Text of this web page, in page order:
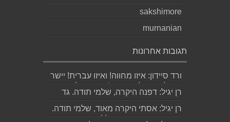
sakshimore
murnanian
תגובות אחרונות
ורד סיידון: איזו מחווה! ואיזו עברית! יישר
כוח לכותב ולאהובתו :) שבת שלום...
רן יגיל: דפנה היקרה, שלמי תודה. גד
הוא אכן משורר איכותי ביותר. אמסור...
רן יגיל: אסתי היקרה מאוד, שלמי תודה.
ניכר כי השירים דיברו לליבך. אמסו...